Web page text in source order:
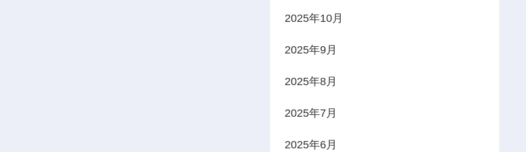
2025年10月
2025年9月
2025年8月
2025年7月
2025年6月